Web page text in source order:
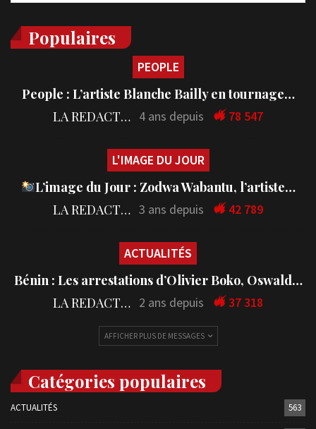
Populaires
PEOPLE
People : L’artiste Blanche Bailly en tournage…
LA REDACTION 4 ans depuis 78 547
L'IMAGE DU JOUR
L’image du Jour : Zodwa Wabantu, l’artiste…
LA REDACTION 3 ans depuis 42 789
ACTUALITÉS
Bénin : Les arrestations d’Olivier Boko, Oswald…
LA REDACTION 2 ans depuis 37 318
AFFICHER PLUS DE MESSAGES
Catégories populaires
ACTUALITÉS 563